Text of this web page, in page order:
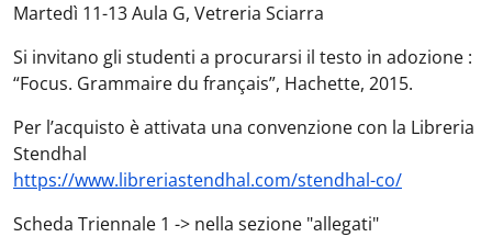
Martedì 11-13 Aula G, Vetreria Sciarra
Si invitano gli studenti a procurarsi il testo in adozione :
“Focus. Grammaire du français”, Hachette, 2015.
Per l’acquisto è attivata una convenzione con la Libreria
Stendhal
https://www.libreriastendhal.com/stendhal-co/
Scheda Triennale 1 -> nella sezione "allegati"